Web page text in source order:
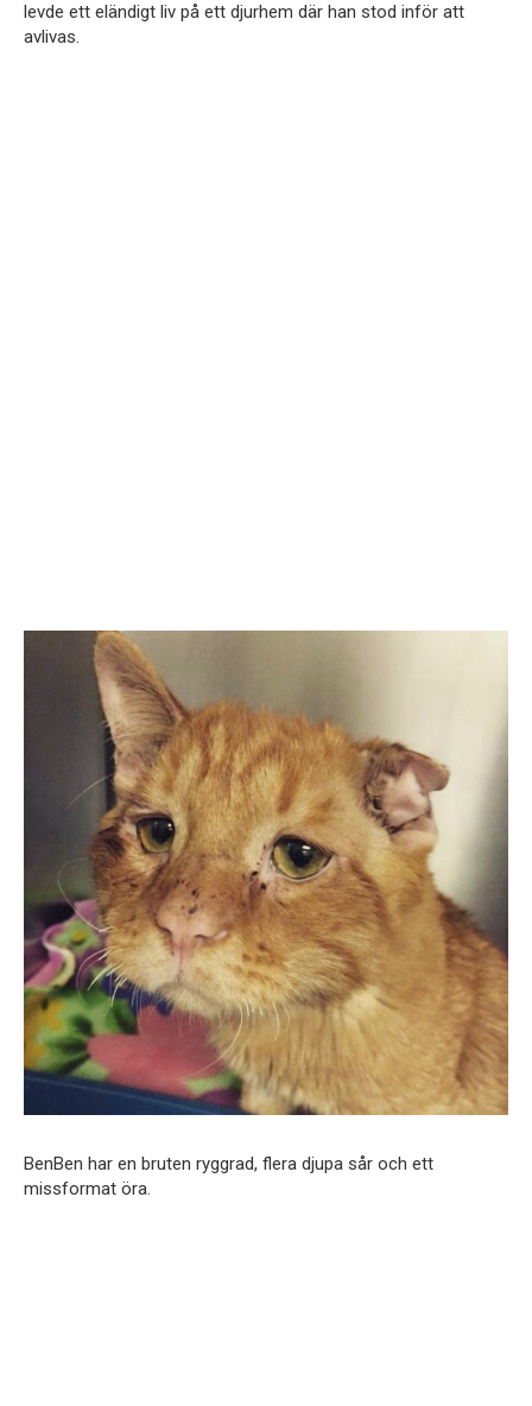
levde ett eländigt liv på ett djurhem där han stod inför att
avlivas.
BenBen har en bruten ryggrad, flera djupa sår och ett
missformat öra.